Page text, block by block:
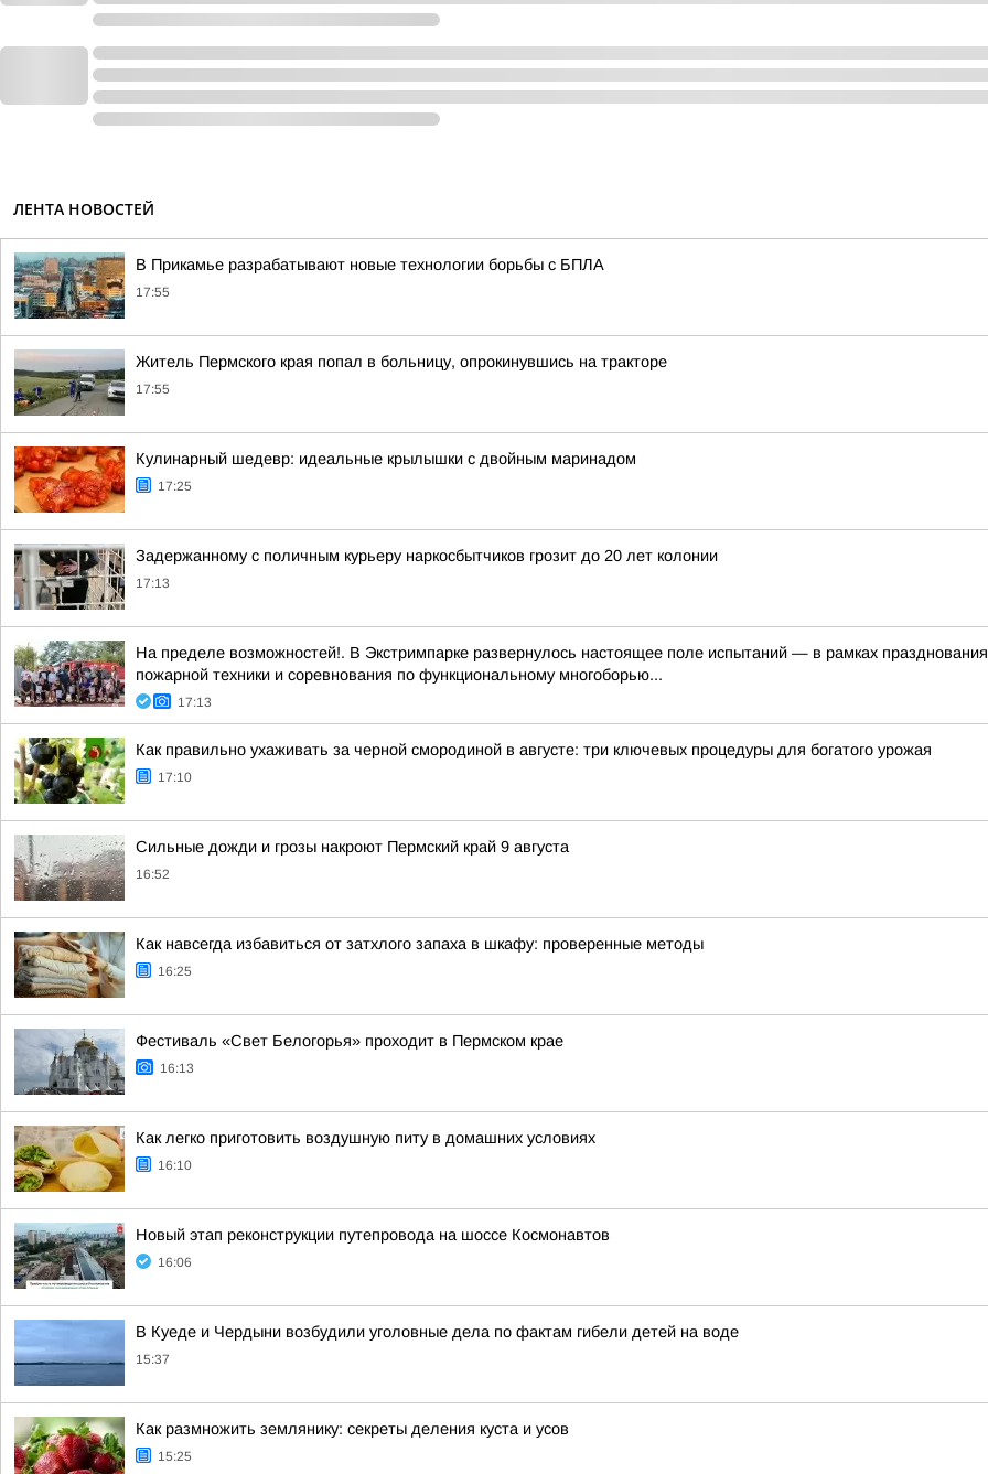
ЛЕНТА НОВОСТЕЙ
В Прикамье разрабатывают новые технологии борьбы с БПЛА
17:55
Житель Пермского края попал в больницу, опрокинувшись на тракторе
17:55
Кулинарный шедевр: идеальные крылышки с двойным маринадом
17:25
Задержанному с поличным курьеру наркосбытчиков грозит до 20 лет колонии
17:13
На пределе возможностей!. В Экстримпарке развернулось настоящее поле испытаний — в рамках
пожарной техники и соревнования по функциональному многоборью...
17:13
Как правильно ухаживать за черной смородиной в августе: три ключевых процедуры для богатого урожая
17:10
Сильные дожди и грозы накроют Пермский край 9 августа
16:52
Как навсегда избавиться от затхлого запаха в шкафу: проверенные методы
16:25
Фестиваль «Свет Белогорья» проходит в Пермском крае
16:13
Как легко приготовить воздушную питу в домашних условиях
16:10
Новый этап реконструкции путепровода на шоссе Космонавтов
16:06
В Куеде и Чердыни возбудили уголовные дела по фактам гибели детей на воде
15:37
Как размножить землянику: секреты деления куста и усов
15:25